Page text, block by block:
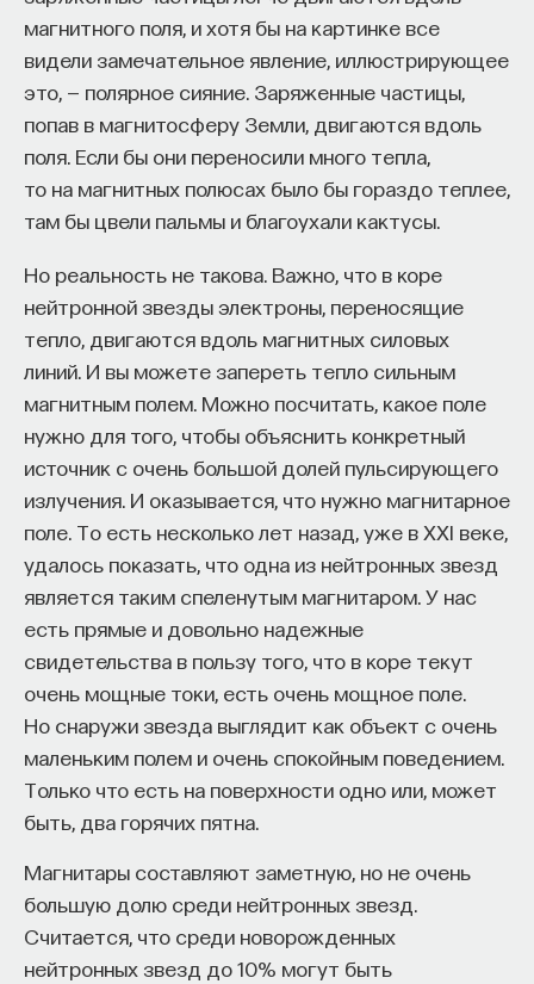
магнитного поля, и хотя бы на картинке все
видели замечательное явление, иллюстрирующее
это, — полярное сияние. Заряженные частицы,
попав в магнитосферу Земли, двигаются вдоль
поля. Если бы они переносили много тепла,
то на магнитных полюсах было бы гораздо теплее,
там бы цвели пальмы и благоухали кактусы.
Но реальность не такова. Важно, что в коре
нейтронной звезды электроны, переносящие
тепло, двигаются вдоль магнитных силовых
линий. И вы можете запереть тепло сильным
магнитным полем. Можно посчитать, какое поле
нужно для того, чтобы объяснить конкретный
источник с очень большой долей пульсирующего
излучения. И оказывается, что нужно магнитарное
поле. То есть несколько лет назад, уже в XXI веке,
удалось показать, что одна из нейтронных звезд
является таким спеленутым магнитаром. У нас
есть прямые и довольно надежные
свидетельства в пользу того, что в коре текут
очень мощные токи, есть очень мощное поле.
Но снаружи звезда выглядит как объект с очень
маленьким полем и очень спокойным поведением.
Только что есть на поверхности одно или, может
быть, два горячих пятна.
Магнитары составляют заметную, но не очень
большую долю среди нейтронных звезд.
Считается, что среди новорожденных
нейтронных звезд до 10% могут быть
в конце XIX века придумал способ, который
в начале 1960-х годов развил наш ученый Юрий
Денисюк.
И получилось, что с двух сторон — со стороны
Денниса Габора и со стороны Липпмана —
сошлись две дорожки, открылся новый
удивительный широкий путь исследования
Теперь надо сказать, что такое голография
по своей сути. Для того чтобы зарегистрировать
фазу (как я говорил, в голографии кроме
амплитуды надо зарегистрировать фазу),
необходимо, чтобы было два пучка. Один пучок
будет нести информацию об объекте, который
мы будем записывать. А другой пучок будет
опорным. То есть этот пучок будет нести
информацию об источнике света, который
освещает и предмет, и голограмму. И таким
образом, будет опорная волна, от которой будут
отсчитываться фазы регистрируемого сигнала.
В прямом виде Лейт и Упатниекс в своей
оптической схеме сделали два пучка. Взяли
предметный пучок, опорный пучок, сбили
их в области высокоразрешающей
фотографической пластинки и записали
голограмму. А воспроизвести голограмму можно
тем же путем, как она была при записи, то есть
поставить в то же место, где она была при записи,
и осветить уже опорным пучком. И когда